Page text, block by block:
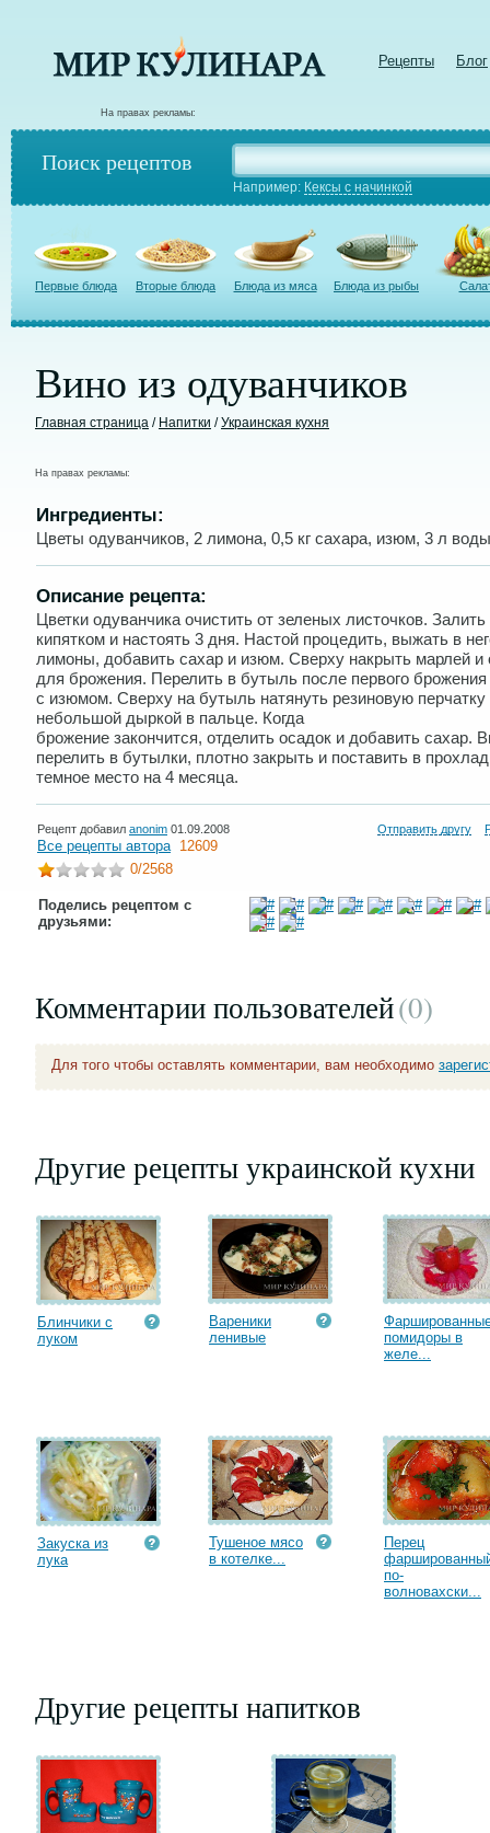
Рецепты Блог
На правах рекламы:
Поиск рецептов
Например: Кексы с начинкой
Первые блюда Вторые блюда Блюда из мяса Блюда из рыбы
Вино из одуванчиков
Главная страница / Напитки /Украинская кухня
На правах рекламы:
Ингредиенты:
Цветы одуванчиков, 2 лимона, 0,5 кг сахара, изюм, 3 л
Описание рецепта:
Цветки одуванчика очистить от зеленых листочков. Залить
кипятком и настоять 3 дня. Настой процедить, выжать в
лимоны, добавить сахар и изюм. Сверху накрыть марлей и
для брожения. Перелить в бутыль после первого
с изюмом. Сверху на бутыль натянуть резиновую перчатку
небольшой дыркой в пальце. Когда
брожение закончится, отделить осадок и добавить сахар.
перелить в бутылки, плотно закрыть и поставить в
темное место на 4 месяца.
Рецепт добавил anonim 01.09.2008 Отправить другу
Все рецепты автора 12609
0/2568
Поделись рецептом с
друзьями:
Комментарии пользователей(0)
Для того чтобы оставлять комментарии, вам необходимо
Другие рецепты украинской кухни
Блинчики с
луком
Вареники
ленивые
помидоры в
желе...
Закуска из
лука
Тушеное мясо
в котелке...
Перец
по-
волновахски...
Другие рецепты напитков